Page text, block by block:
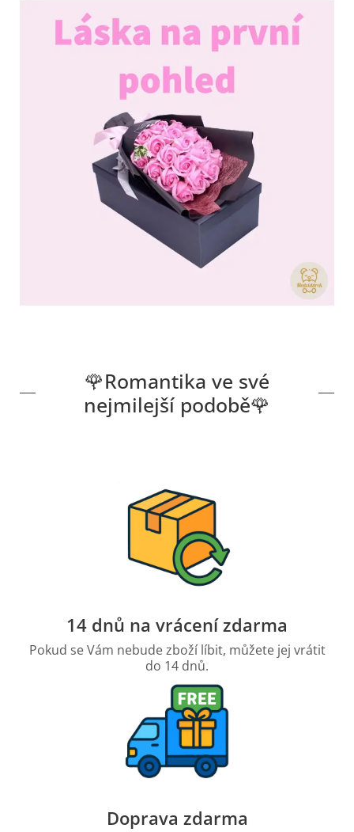
🌹Romantika ve své
nejmilejší podobě🌹
14 dnů na vrácení zdarma
Pokud se Vám nebude zboží líbit, můžete jej vrátit
do 14 dnů.
Doprava zdarma